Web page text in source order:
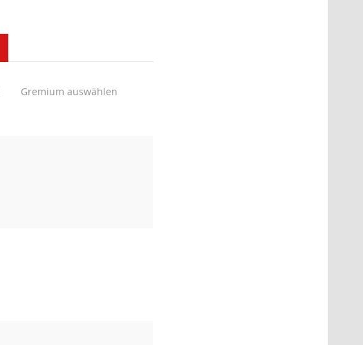
Gremium auswählen